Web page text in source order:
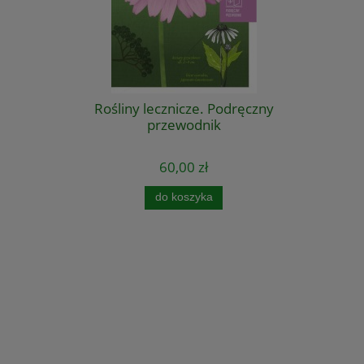
Rośliny lecznicze. Podręczny
przewodnik
60,00 zł
do koszyka